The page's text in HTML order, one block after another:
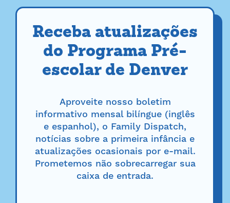
Receba atualizações
do Programa Pré-
escolar de Denver
Aproveite nosso boletim
informativo mensal bilíngue (inglês
e espanhol), o Family Dispatch,
notícias sobre a primeira infância e
atualizações ocasionais por e-mail.
Prometemos não sobrecarregar sua
caixa de entrada.